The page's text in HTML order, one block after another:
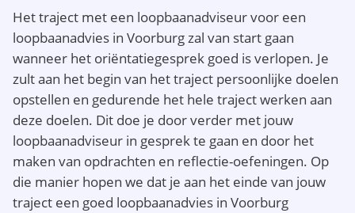
Het traject met een loopbaanadviseur voor een
loopbaanadvies in Voorburg zal van start gaan
wanneer het oriëntatiegesprek goed is verlopen. Je
zult aan het begin van het traject persoonlijke doelen
opstellen en gedurende het hele traject werken aan
deze doelen. Dit doe je door verder met jouw
loopbaanadviseur in gesprek te gaan en door het
maken van opdrachten en reflectie-oefeningen. Op
die manier hopen we dat je aan het einde van jouw
traject een goed loopbaanadvies in Voorburg